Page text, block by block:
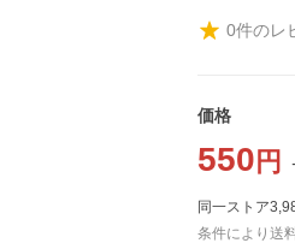
0件のレ
価格
550 円
同一ストア
条件により送